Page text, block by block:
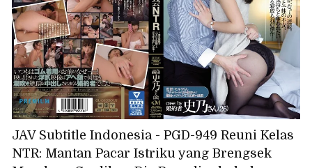
JAV Subtitle Indonesia - PGD-949 Reuni Kelas
NTR: Mantan Pacar Istriku yang Brengsek